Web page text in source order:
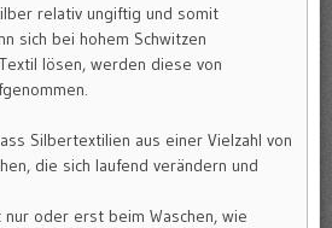
relativ ungiftig und somit
sich bei hohem Schwitzen
lösen, werden diese von
Silbertextilien aus einer Vielzahl von
die sich laufend verändern und
oder erst beim Waschen, wie